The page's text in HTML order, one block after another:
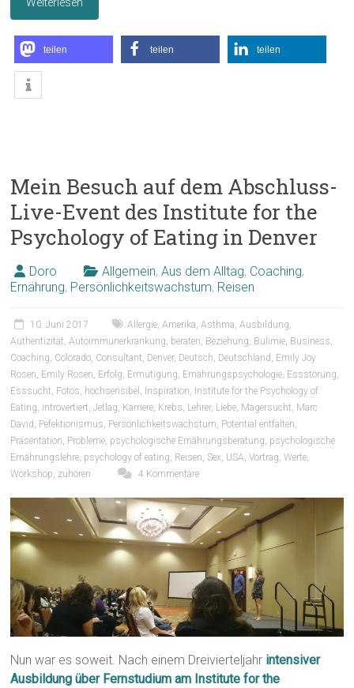
Weiterlesen
teilen teilen teilen
Mein Besuch auf dem Abschluss-
Live-Event des Institute for the
Psychology of Eating in Denver
Doro Allgemein,Aus dem Alltag, Coaching,
Ernährung, Persönlichkeitswachstum, Reisen
10. Juni 2017 Allergie,Amerika,Asthma,Ausbildung,
Authentizität,Autoimmunerkrankung, beraten, Beziehung, Bulimie, Business,
Coaching, Colorado, Consultant, Denver, Deutsch, Deutschland , Emily Joy
Rosen, Emily Rosen, Erfolg, Ermutigung, Ernährungspsychologie, Essstörung,
Esssucht, Fotos, hochsensibel , Inspiration, Institute for the Psychology of
Eating, introvertiert,Jetlag, Karriere, Krebs, Lehrer, Liebe, Magersucht, Marc
David , Pefektionismus, Persönlichkeitswachstum, Potential entfalten,
Präsentation, Probleme, psychologische Ernährungsberatung, psychologische
Ernährungslehre, psychology of eating, Reisen, Sex, USA,Vortrag,Werte,
Workshop, zuhören 4 Kommentare
Nun war es soweit. Nach einem Dreivierteljahr intensiver
Ausbildung über Fernstudium am Institute for the